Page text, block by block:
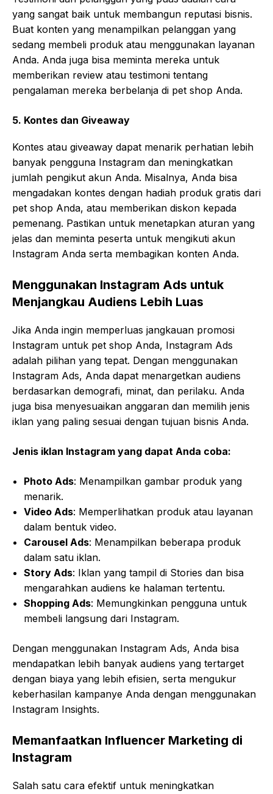
yang sangat baik untuk membangun reputasi bisnis.
Buat konten yang menampilkan pelanggan yang
sedang membeli produk atau menggunakan layanan
Anda. Anda juga bisa meminta mereka untuk
memberikan review atau testimoni tentang
pengalaman mereka berbelanja di pet shop Anda.
5. Kontes dan Giveaway
Kontes atau giveaway dapat menarik perhatian lebih
banyak pengguna Instagram dan meningkatkan
jumlah pengikut akun Anda. Misalnya, Anda bisa
mengadakan kontes dengan hadiah produk gratis dari
pet shop Anda, atau memberikan diskon kepada
pemenang. Pastikan untuk menetapkan aturan yang
jelas dan meminta peserta untuk mengikuti akun
Instagram Anda serta membagikan konten Anda.
Menggunakan Instagram Ads untuk
Menjangkau Audiens Lebih Luas
Jika Anda ingin memperluas jangkauan promosi
Instagram untuk pet shop Anda, Instagram Ads
adalah pilihan yang tepat. Dengan menggunakan
Instagram Ads, Anda dapat menargetkan audiens
berdasarkan demografi, minat, dan perilaku. Anda
juga bisa menyesuaikan anggaran dan memilih jenis
iklan yang paling sesuai dengan tujuan bisnis Anda.
Jenis iklan Instagram yang dapat Anda coba:
Photo Ads: Menampilkan gambar produk yang
menarik.
Video Ads: Memperlihatkan produk atau layanan
dalam bentuk video.
Carousel Ads: Menampilkan beberapa produk
dalam satu iklan.
Story Ads: Iklan yang tampil di Stories dan bisa
mengarahkan audiens ke halaman tertentu.
Shopping Ads: Memungkinkan pengguna untuk
membeli langsung dari Instagram.
Dengan menggunakan Instagram Ads, Anda bisa
mendapatkan lebih banyak audiens yang tertarget
dengan biaya yang lebih efisien, serta mengukur
keberhasilan kampanye Anda dengan menggunakan
Instagram Insights.
Memanfaatkan Influencer Marketing di
Instagram
Salah satu cara efektif untuk meningkatkan